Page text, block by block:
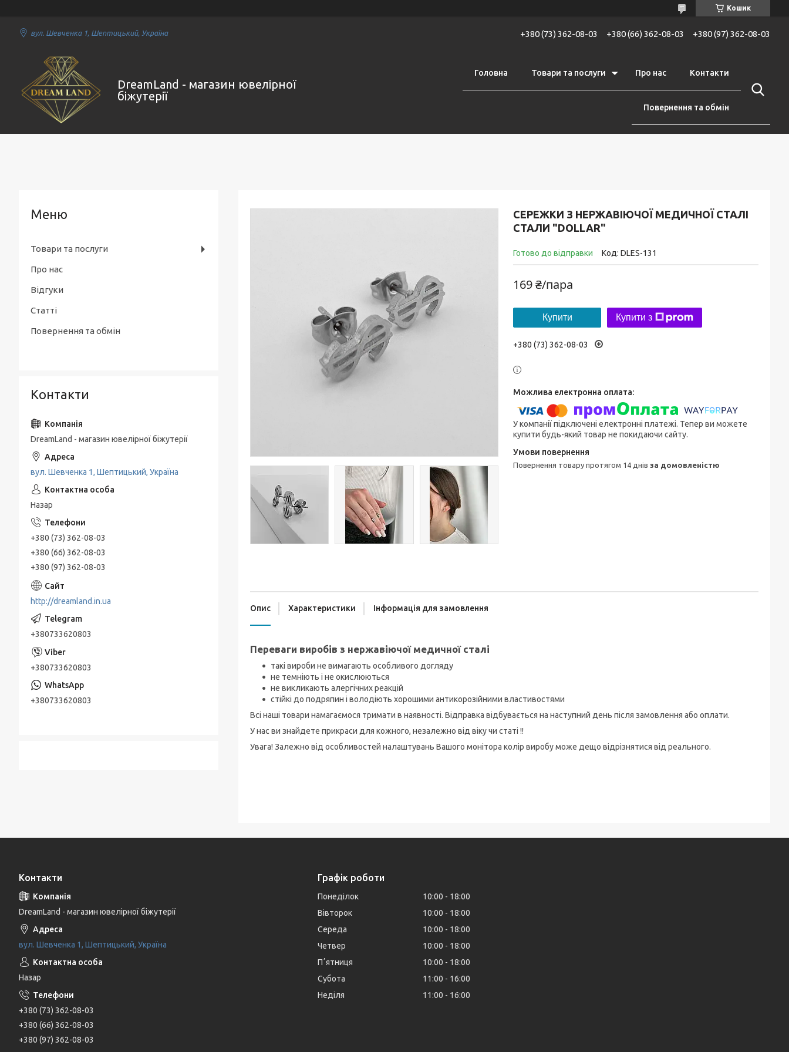
Кошик
вул. Шевченка 1, Шептицький, Україна +380 (73) 362-08-03 +380 (66) 362-08-03 +380 (97) 362-08-03
DreamLand - магазин ювелірної
біжутерії
Головна Товари та послуги Про нас Контакти
Повернення та обмін
СЕРЕЖКИ З НЕРЖАВІЮЧОЇ МЕДИЧНОЇ СТАЛІ
СТАЛИ "DOLLAR"
Готово до відправки Код: DLES-131
169 ₴/пара
Купити Купити з
+380 (73) 362-08-03
У компанії підключені електронні платежі. Тепер ви можете
купити будь-який товар не покидаючи сайту.
повернення товару протягом 14 днів за домовленістю
Опис Характеристики Інформація для замовлення
Переваги виробів з нержавіючої медичної сталі
такі вироби не вимагають особливого догляду
не темніють і не окислюються
не викликають алергічних реакцій
стійкі до подряпин і володіють хорошими антикорозійними властивостями
Всі наші товари намагаємося тримати в наявності. Відправка відбувається на наступний день після замовлення або оплати.
У нас ви знайдете прикраси для кожного, незалежно від віку чи статі !!
Увага! Залежно від особливостей налаштувань Вашого монітора колір виробу може дещо відрізнятися від реального.
Товари та послуги
Про нас
Відгуки
Статті
Повернення та обмін
Контакти
DreamLand - магазин ювелірної біжутерії
вул. Шевченка 1, Шептицький, Україна
Назар
+380 (73) 362-08-03
+380 (66) 362-08-03
+380 (97) 362-08-03
http://dreamland.in.ua
+380733620803
+380733620803
+380733620803
Контакти
DreamLand - магазин ювелірної біжутерії
вул. Шевченка 1, Шептицький, Україна
Назар
+380 (73) 362-08-03
+380 (66) 362-08-03
+380 (97) 362-08-03
Графік роботи
Понеділок 10:00
18:00
Вівторок
10:00
18:00
Середа
10:00
18:00
Четвер
10:00
18:00
Пʼятниця
10:00
18:00
Субота
11:00
16:00
Неділя
11:00 16:00